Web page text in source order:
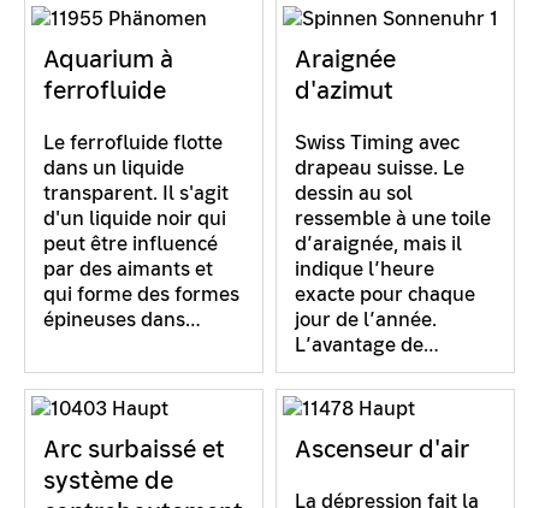
Aquarium à
ferrofluide
Le ferrofluide flotte
dans un liquide
transparent. Il s'agit
d'un liquide noir qui
peut être influencé
par des aimants et
qui forme des formes
épineuses dans…
Araignée
d'azimut
Swiss Timing avec
drapeau suisse. Le
dessin au sol
ressemble à une toile
d’araignée, mais il
indique l’heure
exacte pour chaque
jour de l’année.
L’avantage de…
Arc surbaissé et
système de
Ascenseur d'air
La dépression fait la